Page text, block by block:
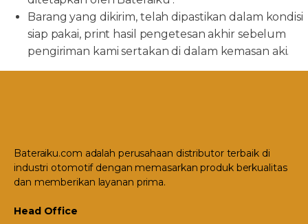
Barang yang dikirim, telah dipastikan dalam kondisi
siap pakai, print hasil pengetesan akhir sebelum
pengiriman kami sertakan di dalam kemasan aki.
Bateraiku.com adalah perusahaan distributor terbaik di
industri otomotif dengan memasarkan produk berkualitas
dan memberikan layanan prima.
Head Office